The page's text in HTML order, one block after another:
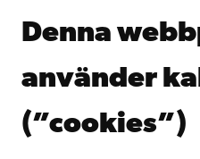
Denna
använder
(”cookies”)
Kontinuerligt lärande
Gå med i Åbo
Intranätet